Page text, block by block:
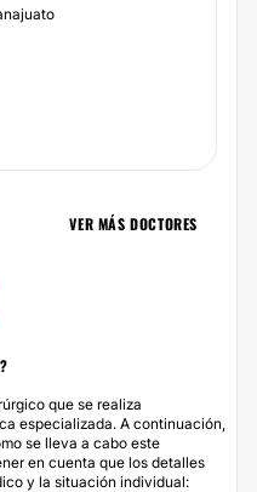
VER MÁS DOCTORES
que se realiza
especializada. A continuación,
se lleva a cabo este
en cuenta que los detalles
y la situación individual: